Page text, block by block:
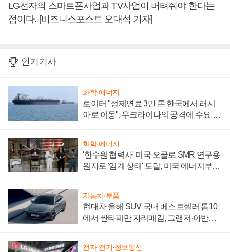
LG전자의 스마트폰사업과 TV사업이 버텨줘야 한다는
점이다. [비즈니스포스트 오대석 기자]
인기기사
화학·에너지
로이터 "정제연료 3만 톤 한국에서 러시
아로 이동", 우크라이나의 공격에 수요 늘
화학·에너지
'한수원 협력사' 미국 오클로 SMR 연구용
원자로 '임계 상태' 도달, 미국 에너지부
자동차·부품
현대차 올해 SUV 국내 베스트셀러 톱10
에서 싼타페만 자리매김, 그랜저·아반떼
전자·전기·정보통신